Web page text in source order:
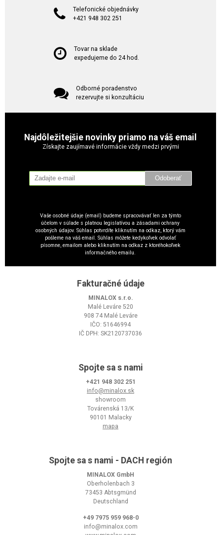
Telefonické objednávky
+421 948 302 251
Tovar na sklade
expedujeme do 24 hod.
Odborné poradenstvo
rezervujte si konzultáciu
Najdôležitejšie novinky priamo na váš email
Získajte zaujímavé informácie vždy medzi prvými
Odoberať
Vaše osobné údaje (email) budeme spracovávať len za týmto
účelom v súlade s platnou legislatívou a zásadami ochrany
osobných údajov. Súhlas potvrdíte kliknutím na odkaz, ktorý vám
pošleme na váš email. Súhlas môžete kedykoľvek odvolať
písomne, emailom alebo kliknutím na odkaz z ktoréhokoľvek
informačného emailu.
Fakturačné údaje
MINALOX s.r.o.
Malé Leváre 520
908 74 Malé Leváre
IČO: 51646994
IČ DPH: SK2120737036
Spojte sa s nami
+421 948 302 251
info@minalox.sk
showroom
Továrenská 13/K
90101 Malacky
mapa
Spojte sa s nami - DACH región
MINALOX GmbH
Oberholenbach 3
73453 Abtsgmünd
Deutschland
+49 7975 959 968-0
info@minalox.com